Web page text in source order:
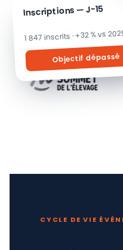
Inscriptions — J-15
1 847 inscrits · +32 % vs
Objectif dépassé
ILS PILOTENT
CYCLE DE VIE